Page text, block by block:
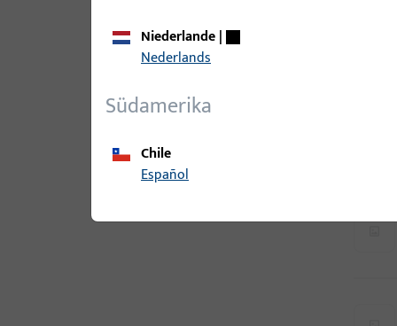
Niederlande|
Nederlands
Südamerika
Chile
Español